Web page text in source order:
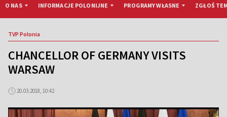
O NAS INFORMACJE POLONIJNE PROGRAMY WŁASNE ZGŁOŚ
TVP Polonia
CHANCELLOR OF GERMANY VISITS
WARSAW
20.03.2018, 10:42